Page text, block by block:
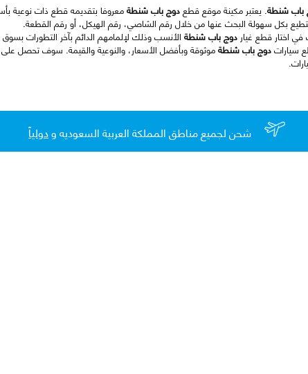
باب شنطة. يعتبر مكينة موقع قطع دوج باب شنطةمعروفا بتقديمه قطع ذات نوعية
بكل سهولة البحث عنها من خلال رقم الشاصي، رقم الهيكل، أو رقم القطعة.
في اختار قطع غيار دوج باب شنطة الأنسب وذلك لإلمامهم الدائم بآخر التطورات
سياراتدوج باب شنطةموثوقة وبأفضل الأسعار، والنوعية والقيمة. سوف تحصل
شحن لجميع مناطق المملكة العربية السعوديه ودولياً